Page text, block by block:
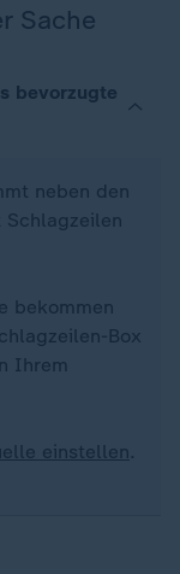
Sache
bevorzugte
neben den
Schlagzeilen
bekommen
Box
Ihrem
einstellen.